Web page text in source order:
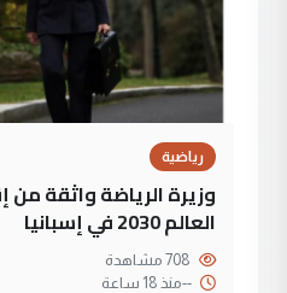
رياضية
وزيرة الرياضة واثقة
العالم 2030 في إسبانيا
--منذ 18 ساعة